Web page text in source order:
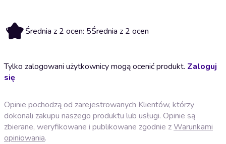
5 Średnia z 2 ocen: 5Średnia z 2 ocen
Tylko zalogowani użytkownicy mogą ocenić produkt. Zaloguj
się
Opinie pochodzą od zarejestrowanych Klientów, którzy
dokonali zakupu naszego produktu lub usługi. Opinie są
zbierane, weryfikowane i publikowane zgodnie zWarunkami
opiniowania.